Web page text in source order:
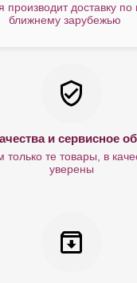
доставку по
ближнему зарубежью
и сервисное
те товары, в
уверены